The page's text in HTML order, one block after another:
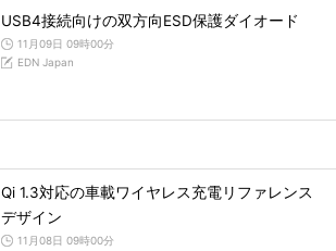
USB4接続向けの双方向ESD保護ダイオード
11月09日 09時00分
EDN Japan
Qi 1.3対応の車載ワイヤレス充電リファレンス
デザイン
11月08日 09時00分